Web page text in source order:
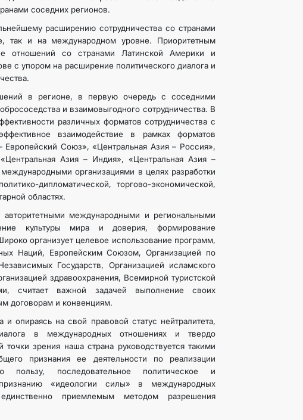
соседних регионов.
расширению сотрудничества со странами
так и на международном уровне. Приоритетным
отношений со странами Латинской Америки и
с упором на расширение политического диалога и
в регионе, в первую очередь с соседними
и взаимовыгодного сотрудничества. В
различных форматов сотрудничества с
взаимодействие в рамках форматов
Европейский Союз», «Центральная Азия – Россия»,
Азия – Индия», «Центральная Азия –
организациями в целях разработки
дипломатической, торгово-экономической,
областях.
международными и региональными
культуры мира и доверия, формирование
организует целевое использование программ,
Наций, Европейским Союзом, Организацией по
Государств, Организацией исламского
здравоохранения, Всемирной туристской
считает важной задачей выполнение своих
договорам и конвенциям.
опираясь на свой правовой статус нейтралитета,
в международных отношениях и твердо
зрения наша страна руководствуется такими
признания ее деятельности по реализации
пользу, последовательное политическое и
«идеологии силы» в международных
приемлемым методом разрешения